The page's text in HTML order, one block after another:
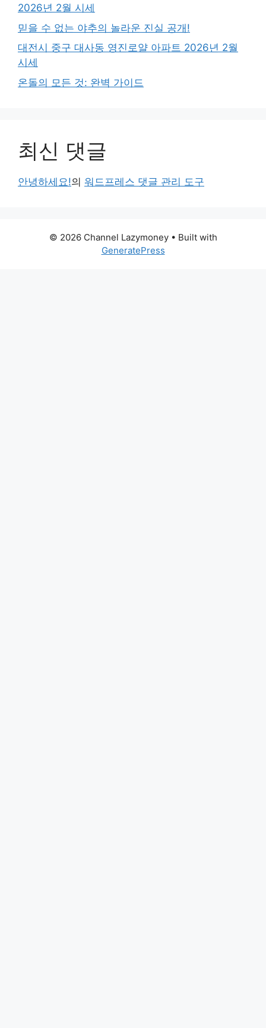
2026년 2월 시세
믿을 수 없는 야추의 놀라운 진실 공개!
대전시 중구 대사동 영진로얄 아파트 2026년 2월
시세
온돌의 모든 것: 완벽 가이드
최신 댓글
안녕하세요!의 워드프레스 댓글 관리 도구
© 2026 Channel Lazymoney• Built with
GeneratePress